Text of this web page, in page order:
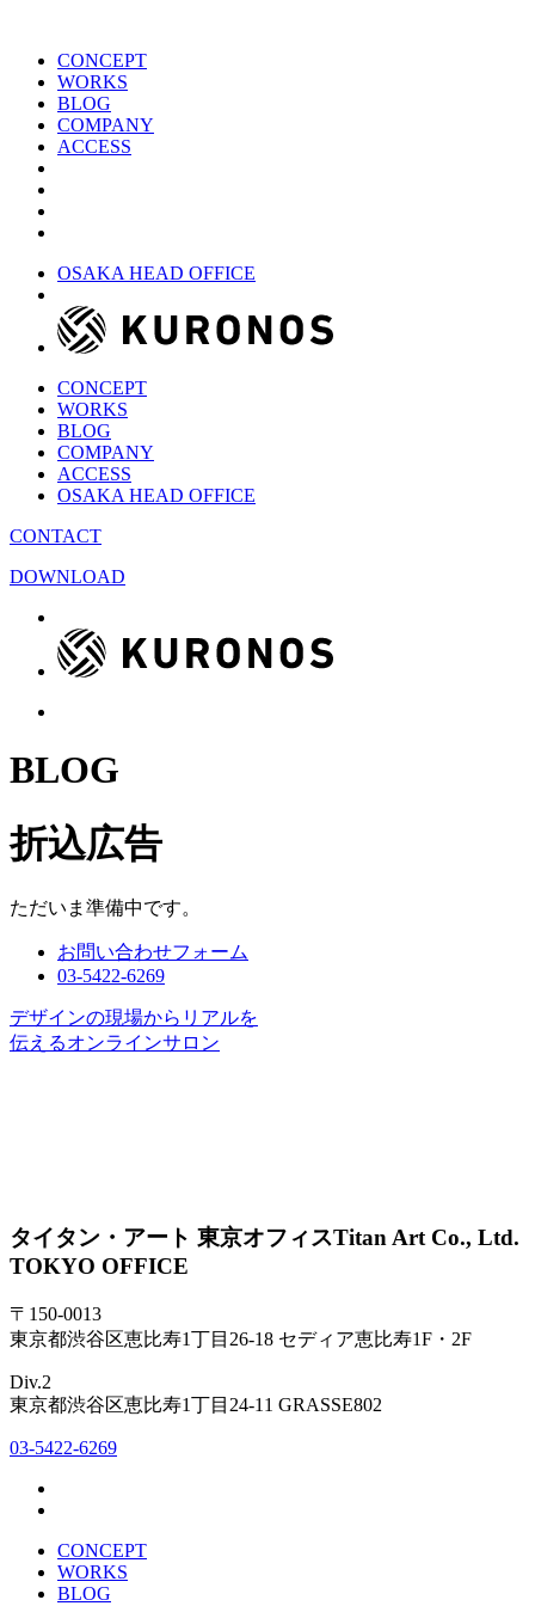
CONCEPT
WORKS
BLOG
COMPANY
ACCESS
OSAKA HEAD OFFICE
CONCEPT
WORKS
BLOG
COMPANY
ACCESS
OSAKA HEAD OFFICE
CONTACT
DOWNLOAD
BLOG
折込広告
ただいま準備中です。
お問い合わせフォーム
03-5422-6269
デザインの現場からリアルを
伝えるオンラインサロン
タイタン・アート 東京オフィスTitan Art Co., Ltd.
TOKYO OFFICE
〒150-0013
東京都渋谷区恵比寿1丁目26-18 セディア恵比寿1F・2F
Div.2
東京都渋谷区恵比寿1丁目24-11 GRASSE802
03-5422-6269
CONCEPT
WORKS
BLOG